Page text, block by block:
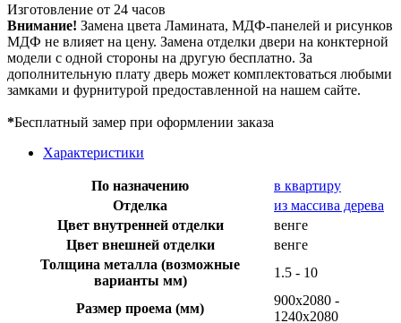
Изготовление от 24 часов
Внимание! Замена цвета Ламината, МДФ-панелей и рисунков
МДФ не влияет на цену. Замена отделки двери на конктерной
модели с одной стороны на другую бесплатно. За
дополнительную плату дверь может комплектоваться любыми
замками и фурнитурой предоставленной на нашем сайте.
*Бесплатный замер при оформлении заказа
Характеристики
По назначению
в квартиру
Отделка
из массива дерева
Цвет внутренней отделки
венге
Цвет внешней отделки
венге
Толщина металла (возможные
варианты мм)
1.5 - 10
Размер проема (мм)
900х2080 -
1240х2080